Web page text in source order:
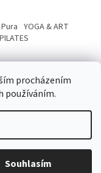
procházením
používáním.
Souhlasím
YOGA & ART
vyhrazena.Upravit